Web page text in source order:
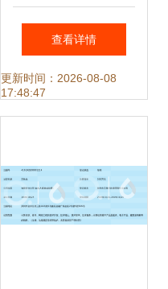
太地区金融服务监
管政策更新概览
查看详情
更新时间：2026-08-08
17:48:47